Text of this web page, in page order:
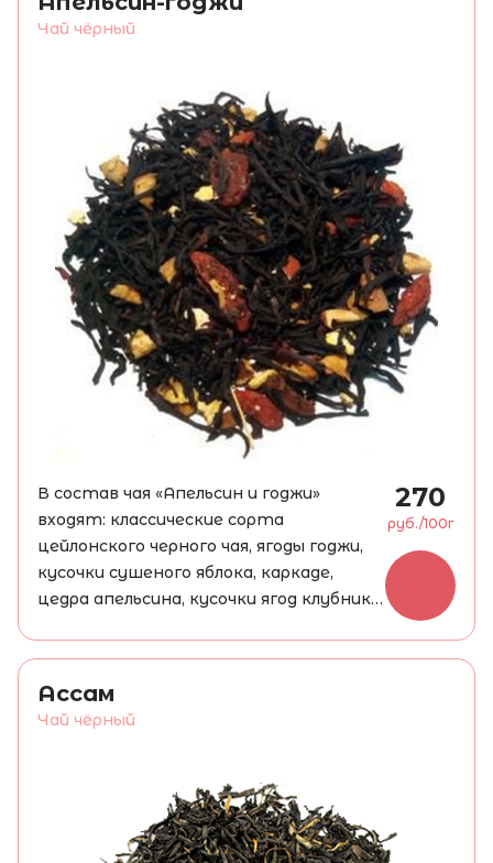
Чай чёрный
В состав чая «Апельсин и годжи»
входят: классические сорта
цейлонского черного чая, ягоды годжи,
кусочки сушеного яблока, каркаде,
цедра апельсина, кусочки ягод клубники,
нота с апельсиновой горчинкой и
лёгкой терпкостью. Настой лёгкий,
Вкус насыщенный, кисловатый, с
фруктовыми нотами и терпким
послевкусием.
270
руб./100г
Ассам
Чай чёрный